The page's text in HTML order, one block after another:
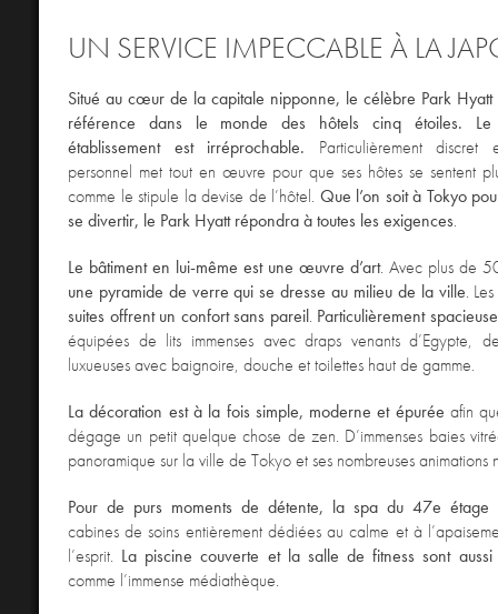
UN SERVICE IMPECCABLE À LA
Situé au cœur de la capitale nipponne, le célèbre Park Hyatt
référence dans le monde des hôtels cinq étoiles.
établissement est irréprochable. Particulièrement
personnel met tout en œuvre pour que ses hôtes se sentent
comme le stipule la devise de l’hôtel. Que l’on soit à Tokyo
se divertir, le Park Hyatt répondra à toutes les exigences.
Le bâtiment en lui-même est une œuvre d’art. Avec plus de
une pyramide de verre qui se dresse au milieu de la ville.
suites offrent un confort sans pareil. Particulièrement
équipées de lits immenses avec draps venants d’Egypte,
luxueuses avec baignoire, douche et toilettes haut de gamme.
La décoration est à la fois simple, moderne et épurée afin
dégage un petit quelque chose de zen. D’immenses baies
panoramique sur la ville de Tokyo et ses nombreuses animations
Pour de purs moments de détente, la spa du 47e étage
cabines de soins entièrement dédiées au calme et à
l’esprit. La piscine couverte et la salle de fitness sont
comme l’immense médiathèque.